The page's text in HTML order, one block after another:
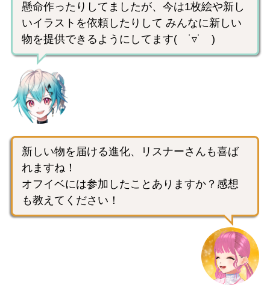
懸命作ったりしてましたが、今は1枚絵や新し
いイラストを依頼したりして みんなに新しい
物を提供できるようにしてます( ˙▿˙ )
新しい物を届ける進化、リスナーさんも喜ば
れますね！
オフイベには参加したことありますか？感想
も教えてください！